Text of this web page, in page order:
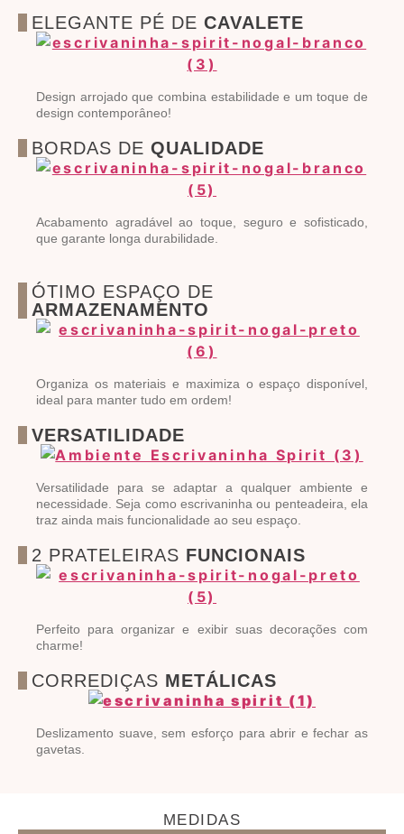
ELEGANTE PÉ DE CAVALETE
Design arrojado que combina estabilidade e um toque de
design contemporâneo!
BORDAS DE QUALIDADE
Acabamento agradável ao toque, seguro e sofisticado,
que garante longa durabilidade.
ÓTIMO ESPAÇO DE
ARMAZENAMENTO
Organiza os materiais e maximiza o espaço disponível,
ideal para manter tudo em ordem!
VERSATILIDADE
Versatilidade para se adaptar a qualquer ambiente e
necessidade. Seja como escrivaninha ou penteadeira, ela
traz ainda mais funcionalidade ao seu espaço.
2 PRATELEIRAS FUNCIONAIS
Perfeito para organizar e exibir suas decorações com
charme!
CORREDIÇAS METÁLICAS
Deslizamento suave, sem esforço para abrir e fechar as
gavetas.
MEDIDAS